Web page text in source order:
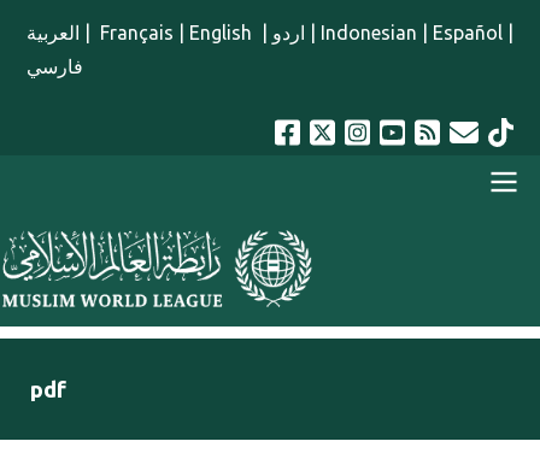
العربية Français English اردو Indonesian Español
فارسي
menu spanish
pdf